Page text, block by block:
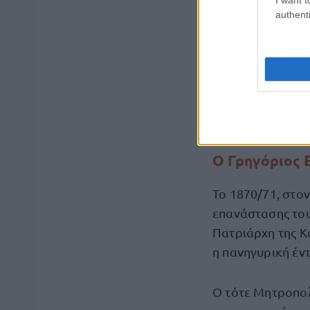
Ο
θεώρησαν ότι
παρελθόν με
συνέφερε ή το
Ο Γρηγόριος
Το 1870/71,
επανάστασης
Πατριάρχη της
η πανηγυρική
Ο τότε